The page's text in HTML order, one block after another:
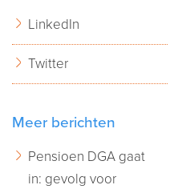
LinkedIn
Twitter
Meer berichten
Pensioen DGA gaat
in: gevolg voor